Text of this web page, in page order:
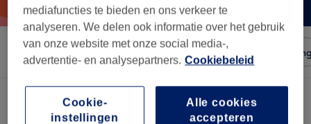
Sorteer op Salons Expresaanbiedingen
mediafuncties te bieden en ons verkeer te
analyseren. We delen ook informatie over het gebruik
van onze website met onze social media-,
advertentie- en analysepartners. Cookiebeleid
Alle cookies
accepteren
Cookie-
instellingen